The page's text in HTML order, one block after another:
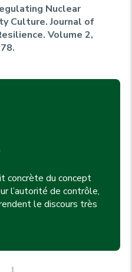
Nuclear
Culture.Journal of
. Volume 2,
concrète du concept
l’autorité de contrôle,
le discours très